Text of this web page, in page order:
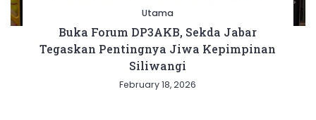
Utama
Buka Forum DP3AKB, Sekda Jabar
Tegaskan Pentingnya Jiwa Kepimpinan
Siliwangi
February 18, 2026